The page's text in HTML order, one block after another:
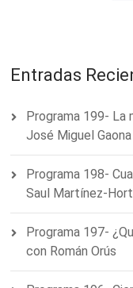
Entradas
Programa 199- La
José Miguel Gaona
Programa 198-
Saul Martínez-
Programa 197-
con Román Orús